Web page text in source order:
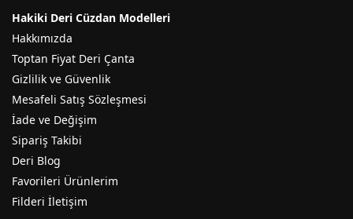
Hakiki Deri Cüzdan Modelleri
Hakkımızda
Toptan Fiyat Deri Çanta
Gizlilik ve Güvenlik
Mesafeli Satış Sözleşmesi
İade ve Değişim
Sipariş Takibi
Deri Blog
Favorileri Ürünlerim
Filderi İletişim